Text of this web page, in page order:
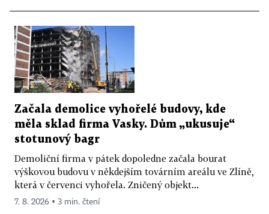
Začala demolice vyhořelé budovy, kde
měla sklad firma Vasky. Dům „ukusuje“
stotunový bagr
Demoliční firma v pátek dopoledne začala bourat
výškovou budovu v někdejším továrním areálu ve Zlíně,
která v červenci vyhořela. Zničený objekt...
7. 8. 2026 ▪ 3 min. čtení